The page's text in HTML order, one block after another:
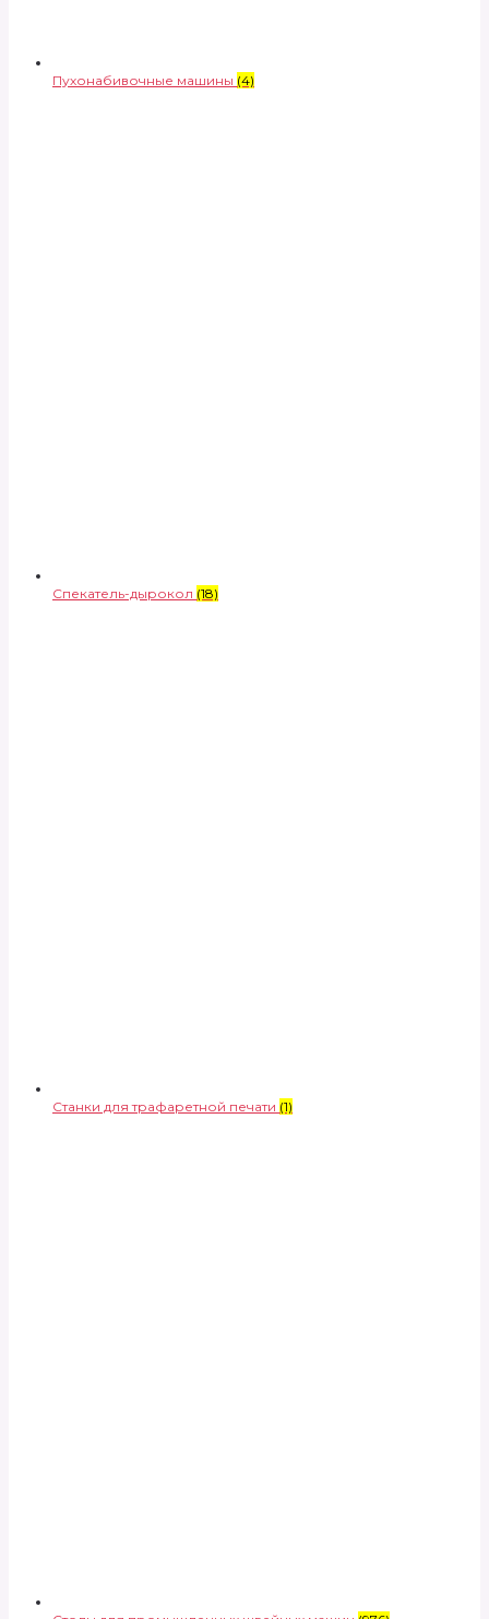
Пухонабивочные машины (4)
Спекатель-дырокол (18)
Станки для трафаретной печати (1)